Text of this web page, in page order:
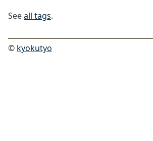
Seeall tags.
© kyokutyo